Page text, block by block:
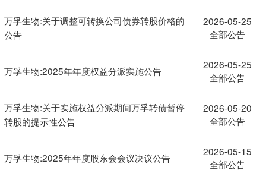
万孚生物:关于调整可转换公司债券转股价格的
公告
2026-05-25
全部公告
万孚生物:2025年年度权益分派实施公告
2026-05-25
全部公告
万孚生物:关于实施权益分派期间万孚转债暂停
转股的提示性公告
2026-05-20
全部公告
万孚生物:2025年年度股东会会议决议公告
2026-05-15
全部公告